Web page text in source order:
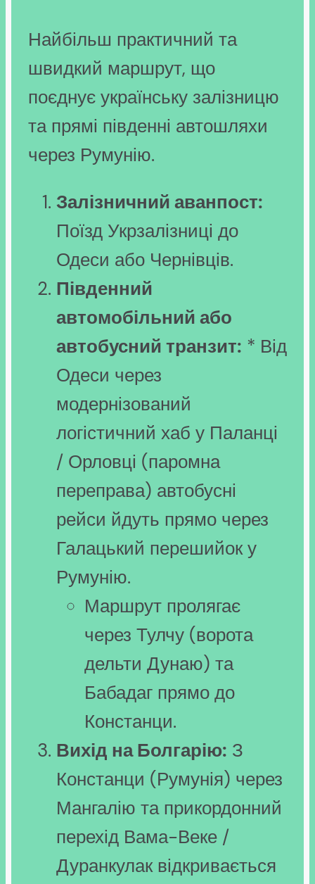
Найбільш практичний та
швидкий маршрут, що
поєднує українську залізницю
та прямі південні автошляхи
через Румунію.
Залізничний аванпост:
Поїзд Укрзалізниці до
Одеси або Чернівців.
Південний
автомобільний або
автобусний транзит: * Від
Одеси через
модернізований
логістичний хаб у Паланці
/ Орловці (паромна
переправа) автобусні
рейси йдуть прямо через
Галацький перешийок у
Румунію.
Маршрут пролягає
через Тулчу (ворота
дельти Дунаю) та
Бабадаг прямо до
Констанци.
Вихід на Болгарію: З
Констанци (Румунія) через
Мангалію та прикордонний
перехід Вама-Веке /
Дуранкулак відкривається